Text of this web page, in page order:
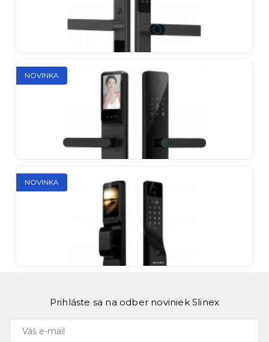
Inteligentný zámok SML-1101
Inteligentný zámok SML-1101 prináša bezstarostné
zabezpečenie do vášho domu, bytu alebo malej
Inteligentný zámok SML-2101
Inteligentný zámok Slinex SML-2101 ponúka
viaceré spôsoby odomknutia vrátane odtlačku
NOVINKA
Inteligentný zámok SML-2102
Inteligentný zámok Slinex SML-2102 s 2MP
kamerou a obojsmerným interkomom ponúka
NOVINKA
Inteligentný zámok SML-3101
Prihláste sa na odber noviniek Slinex
Váš